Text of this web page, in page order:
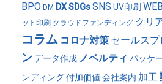
BPO DM DXSDGsSNS UV印刷 WEB
ット印刷 クラウドファンディング クリ
コラム コロナ対策 セールス
ンデータ作成 ノベルティ パッケ
ンディング付加価値 会社案内 加工